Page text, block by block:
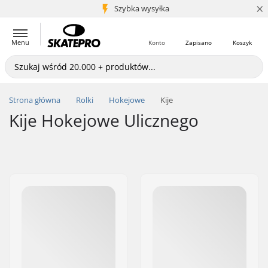
Szybka wysyłka
5+ mln klientów ×
Menu Koszyk
Zapisano
Konto
Strona główna Rolki Hokejowe Kije
Kije Hokejowe Ulicznego